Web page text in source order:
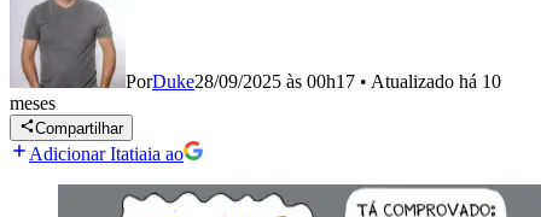
PorDuke28/09/2025 às 00h17 • Atualizado há 10
meses
Compartilhar
Adicionar Itatiaia ao